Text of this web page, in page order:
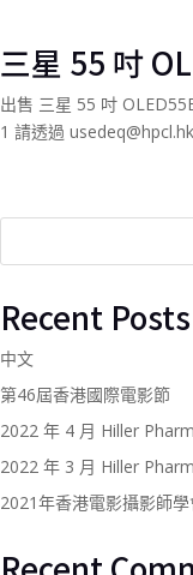
三星 55 吋
出售 三星 55 吋
1 請透過
Recent Posts
中文
第46屆香港國際電影節
2022 年 4 月 Hiller
2022 年 3 月 Hiller
2021年香港電影攝影師